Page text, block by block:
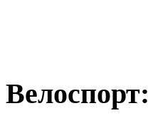
Велоспорт: